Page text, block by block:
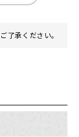
了承ください。